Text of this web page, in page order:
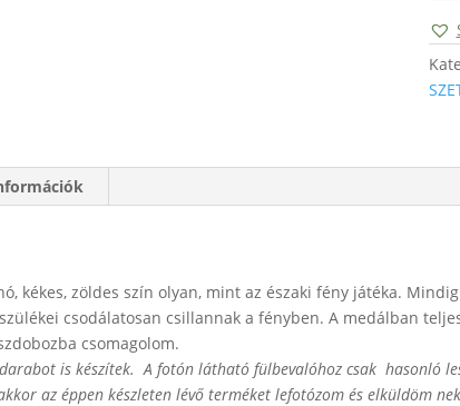
kékes, zöldes szín olyan, mint az északi fény játéka.
csodálatosan csillannak a fényben. A medálban
csomagolom.
is készítek. A fotón látható fülbevalóhoz csak hasonló
az éppen készleten lévő terméket lefotózom és elküldöm